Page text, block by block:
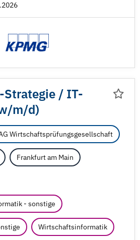
Strategie / IT-
m/d)
Wirtschaftsprüfungsgesellschaft
Frankfurt am Main
- sonstige
Wirtschaftsinformatik